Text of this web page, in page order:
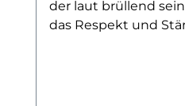
der laut brüllend
das Respekt und